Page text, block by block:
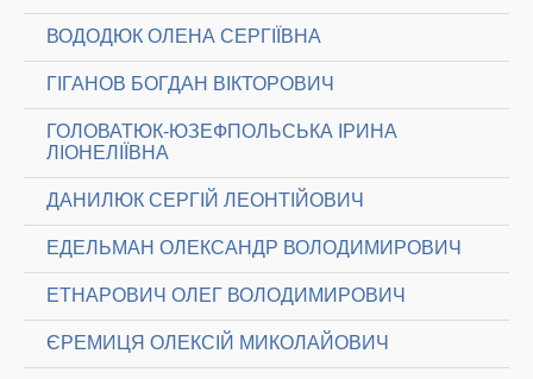
ВОДОДЮК ОЛЕНА СЕРГІЇВНА
ГІГАНОВ БОГДАН ВІКТОРОВИЧ
ГОЛОВАТЮК-ЮЗЕФПОЛЬСЬКА ІРИНА
ЛІОНЕЛІЇВНА
ДАНИЛЮК СЕРГІЙ ЛЕОНТІЙОВИЧ
ЕДЕЛЬМАН ОЛЕКСАНДР ВОЛОДИМИРОВИЧ
ЕТНАРОВИЧ ОЛЕГ ВОЛОДИМИРОВИЧ
ЄРЕМИЦЯ ОЛЕКСІЙ МИКОЛАЙОВИЧ